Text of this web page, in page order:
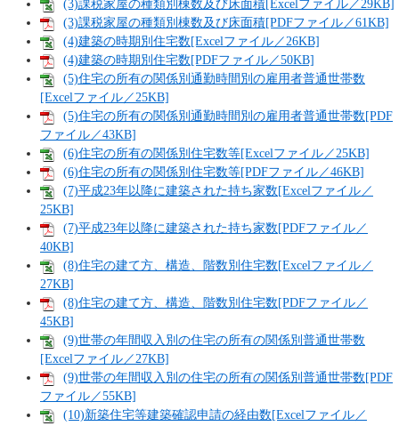
(3)課税家屋の種類別棟数及び床面積[Excelファイル／29KB]
(3)課税家屋の種類別棟数及び床面積[PDFファイル／61KB]
(4)建築の時期別住宅数[Excelファイル／26KB]
(4)建築の時期別住宅数[PDFファイル／50KB]
(5)住宅の所有の関係別通勤時間別の雇用者普通世帯数
[Excelファイル／25KB]
(5)住宅の所有の関係別通勤時間別の雇用者普通世帯数[PDF
ファイル／43KB]
(6)住宅の所有の関係別住宅数等[Excelファイル／25KB]
(6)住宅の所有の関係別住宅数等[PDFファイル／46KB]
(7)平成23年以降に建築された持ち家数[Excelファイル／
25KB]
(7)平成23年以降に建築された持ち家数[PDFファイル／
40KB]
(8)住宅の建て方、構造、階数別住宅数[Excelファイル／
27KB]
(8)住宅の建て方、構造、階数別住宅数[PDFファイル／
45KB]
(9)世帯の年間収入別の住宅の所有の関係別普通世帯数
[Excelファイル／27KB]
(9)世帯の年間収入別の住宅の所有の関係別普通世帯数[PDF
ファイル／55KB]
(10)新築住宅等建築確認申請の経由数[Excelファイル／